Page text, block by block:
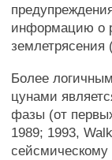
информацию о
землетрясения
Более
цунами
фазы (от
1989; 1993,
сейсмическому